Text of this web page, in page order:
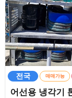
전국 매매가능
어선용 냉각기